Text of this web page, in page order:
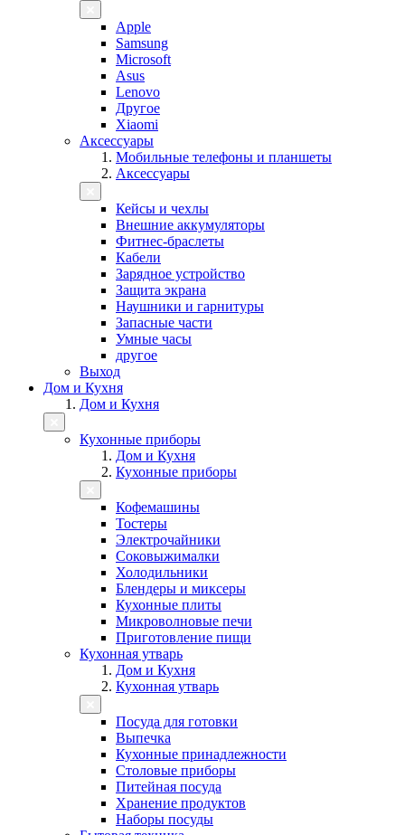
Apple
Samsung
Microsoft
Asus
Lenovo
Другое
Xiaomi
Аксессуары
Мобильные телефоны и планшеты
Аксессуары
Кейсы и чехлы
Внешние аккумуляторы
Фитнес-браслеты
Кабели
Зарядное устройство
Защита экрана
Наушники и гарнитуры
Запасные части
Умные часы
другое
Выход
Дом и Кухня
Дом и Кухня
Кухонные приборы
Дом и Кухня
Кухонные приборы
Кофемашины
Тостеры
Электрочайники
Соковыжималки
Холодильники
Блендеры и миксеры
Кухонные плиты
Микроволновые печи
Приготовление пищи
Кухонная утварь
Дом и Кухня
Кухонная утварь
Посуда для готовки
Выпечка
Кухонные принадлежности
Столовые приборы
Питейная посуда
Хранение продуктов
Наборы посуды